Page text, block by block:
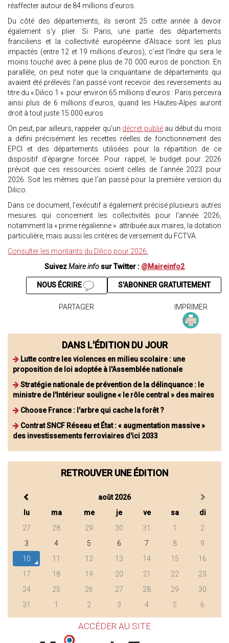
réaffecter autour de 84 millions d’euros.
Du côté des départements, ils seront 25 cette année à devoir
également s’y plier. Si Paris, une partie des départements
franciliens et la collectivité européenne d’Alsace sont les plus
impactés (entre 12 et 19 millions d'euros), c’est l’Indre qui sera le
moins touché avec à peine plus de 70 000 euros de ponction. En
parallèle, on peut noter que la cinquantaine de départements qui
avaient été prélevés l’an passé vont recevoir des reversements au
titre du « Dilico 1 » pour environ 65 millions d’euros : Paris percevra
ainsi plus de 6 millions d’euros, quand les Hautes-Alpes auront
droit à tout juste 15 000 euros.
On peut, par ailleurs, rappeler qu’un décret publiéau début du mois
a défini précisément les recettes réelles de fonctionnement des
EPCI et des départements utilisées pour la répartition de ce
dispositif d’épargne forcée. Pour rappel, le budget pour 2026
prévoit que ces ressources soient celles de l’année 2023 pour
2026. Soit les mêmes que l’an passé pour la première version du
Dilico.
Dans ce document, l'exécutif a également précisé plusieurs autres
mesures qui concernent les collectivités pour l'année 2026,
notamment la « prime régalienne » attribuée aux maires, la dotation
particulière, mais aussi les critères de versement du FCTVA.
Consulter les montants du Dilico pour 2026.
SuivezMaire info sur Twitter : @Maireinfo2
S'ABONNER GRATUITEMENT
NOUS ÉCRIRE
PARTAGER IMPRIMER
DANS L'ÉDITION DU JOUR
Lutte contre les violences en milieu scolaire : une
proposition de loi adoptée à l'Assemblée nationale
Stratégie nationale de prévention de la délinquance : le
ministre de l'Intérieur souligne « le rôle central » des maires
Choose France : l'arbre qui cache la forêt ?
Contrat SNCF Réseau et État : « augmentation massive »
des investissements ferroviaires d'ici 2033
RETROUVER UNE ÉDITION
août 2026
lu
ma me je ve sa
di
27
28 29 30 31 1
2
3
4 5 6 7 8
9
10
11 12 13 14 15
16
17
18 19 20 21 22
23
24
25 26 27 28 29
30
31
1 2 3 4 5 6
ACCÉDER AU SITE